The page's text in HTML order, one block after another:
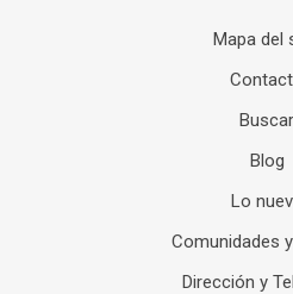
Mapa del
Buscar
Blog
Lo
Comunidades
Dirección y